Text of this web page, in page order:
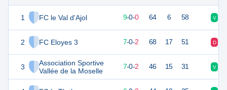
1 FC le Val d'Ajol
2 FC Eloyes 3
3
Association Sportive
Vallée de la Moselle
9-0-0 64 6 58 V
7-0-2 68 17 51 D
21 7-0-2 46 15 31 V